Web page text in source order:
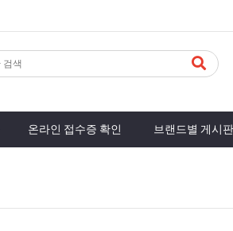
온라인 접수증 확인 브랜드별 게시판